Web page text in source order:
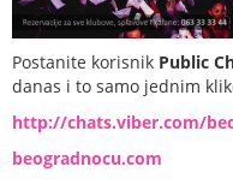
Postanite korisnik Public
danas i to samo jednim
http://chats.viber.com/
beogradnocu.com